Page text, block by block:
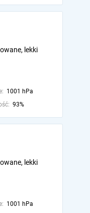
lekki
1001 hPa
93%
lekki
1001 hPa